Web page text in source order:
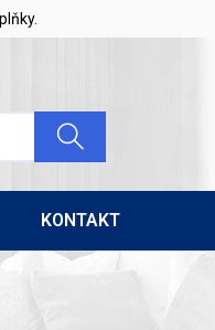
KONTAKT